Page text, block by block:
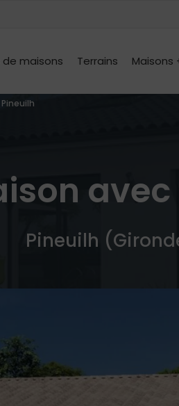
de maisons Terrains Maisons
Pineuilh